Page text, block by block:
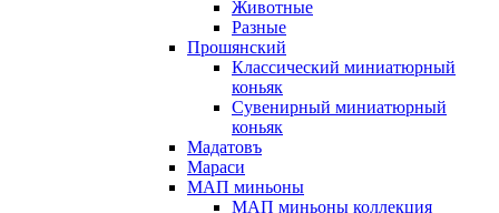
Животные
Разные
Прошянский
Классический миниатюрный
коньяк
Сувенирный миниатюрный
коньяк
Мадатовъ
Мараси
МАП миньоны
МАП миньоны коллекция